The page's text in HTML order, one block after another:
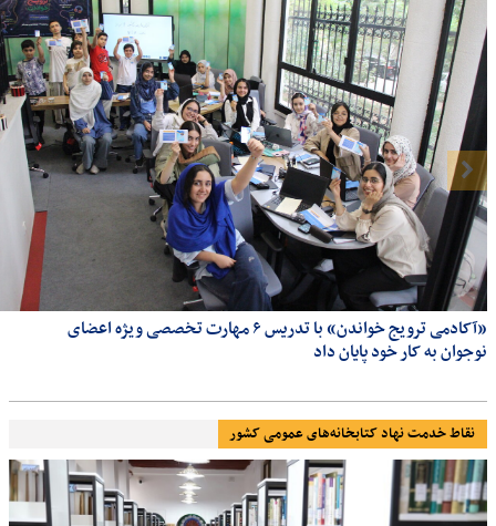
«آکادمی ترویج خواندن» با تدریس ۶ مهارت تخصصی ویژه اعضای
نوجوان به کار خود پایان داد
نقاط خدمت نهاد کتابخانه‌های عمومی کشور